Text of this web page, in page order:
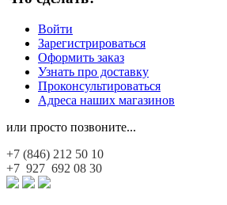
Войти
Зарегистрироваться
Оформить заказ
Узнать про доставку
Проконсультироваться
Адреса наших магазинов
или просто позвоните...
+7 (846) 212 50 10
+7 927 692 08 30